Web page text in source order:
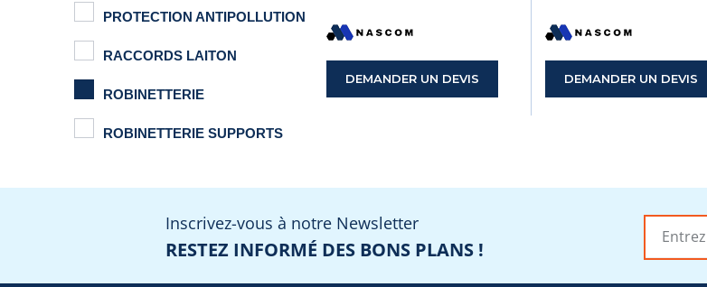
PROTECTION ANTIPOLLUTION
RACCORDS LAITON
ROBINETTERIE
ROBINETTERIE SUPPORTS
DEMANDER UN DEVIS DEMANDER UN DEVIS
Inscrivez-vous à notre Newsletter
RESTEZ INFORMÉ DES BONS PLANS !